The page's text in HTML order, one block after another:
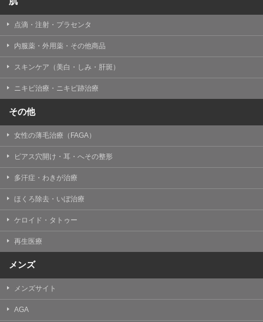
点滴・注射・プラセンタ
内服薬・外用薬・その他商品
スキンケア（美白・しみ・肝斑）
ニキビ治療・ニキビ跡治療
その他
女性の薄毛治療（FAGA）
ピアス穴開け・耳・へその整形
多汗症・わきが治療
ほくろ除去・いぼ治療
ケロイド・タトゥー
再生医療
メンズ
メンズサイト
AGA